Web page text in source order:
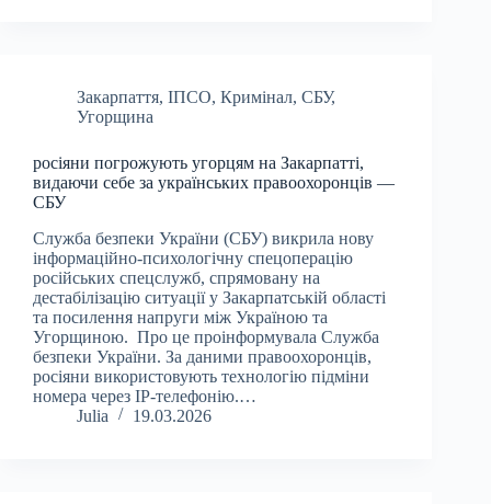
Закарпаття, ІПСО, Кримінал, СБУ,
Угорщина
росіяни погрожують угорцям на Закарпатті,
видаючи себе за українських правоохоронців —
СБУ
Служба безпеки України (СБУ) викрила нову
інформаційно-психологічну спецоперацію
російських спецслужб, спрямовану на
дестабілізацію ситуації у Закарпатській області
та посилення напруги між Україною та
Угорщиною. Про це проінформувала Служба
безпеки України. За даними правоохоронців,
росіяни використовують технологію підміни
номера через IP-телефонію.…
Julia
19.03.2026